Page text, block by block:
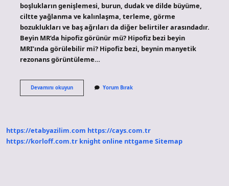
boşlukların genişlemesi, burun, dudak ve dilde büyüme,
ciltte yağlanma ve kalınlaşma, terleme, görme
bozuklukları ve baş ağrıları da diğer belirtiler arasındadır.
Beyin MR’da hipofiz görünür mü? Hipofiz bezi beyin
MRI’ında görülebilir mi? Hipofiz bezi, beynin manyetik
rezonans görüntüleme…
Devamını okuyunHipofiz
Tanısı
Yorum Bırak
https://etabyazilim.com https://cays.com.tr
https://korloff.com.tr knight online nttgame Sitemap